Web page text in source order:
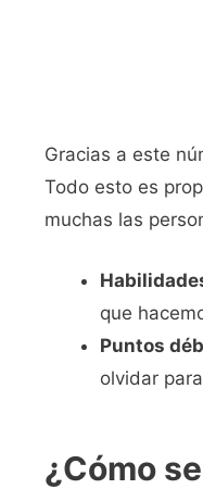
Gracias a este
Todo esto es
muchas las
que
Puntos
olvidar
¿Cómo